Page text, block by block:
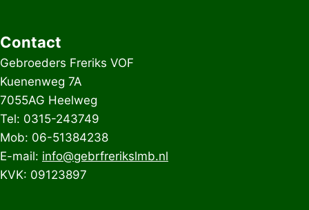
Contact
Gebroeders Freriks VOF
Kuenenweg 7A
7055AG Heelweg
Tel: 0315-243749
Mob: 06-51384238
E-mail: info@gebrfrerikslmb.nl
KVK: 09123897